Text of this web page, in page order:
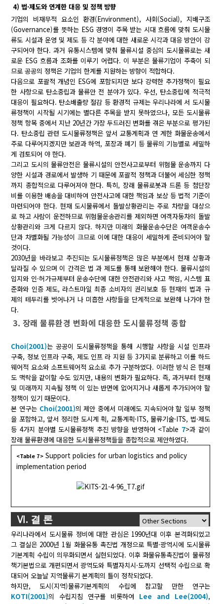
4) 법·제도와 연계한 대응 및 정책 방향
기업의 비재무적 요소인 환경(Environment), 사회(Social), 지배구조
(Governance)를 뜻하는 ESG 경영이 주목 받는 시대 흐름에 맞춰 도시물
류도 시설과 운영 및 제도 등 각 분야에 대한 새로운 시각과 대응 방안이 강
구되어야 한다. 과거 유통시스템에 맞춰 물류시설 중심의 도시물류로는 새
로운 ESG 흐름과 조화를 이루기 어렵다. 이 부분은 물류기업이 주축이 되
므로 공공의 정책은 기업의 한계를 지원하는 방향이 적합하다.
다음으로 포괄적 개념인 ESG에 포함되지만 보다 강력한 추가정책이 필요
한 사항으로 탄소중립과 물류안 전 분야가 있다. 우선, 탄소중립에 적극적
대응이 필요하다. 탄소배출량 절감 등 환경적 규제는 우리나라에 서 도시물
류정책이 시작될 시기에는 별다른 주목을 받지 못하였으나, 모든 도시물류
정책 항목 중에서 지난 20년간 가장 두드러진 변화를 겪은 부분으로 평가된
다. 탄소중립 관련 도시물류정책은 앞서 교통계획과 연 계한 화물운송에서
주로 다루어지겠지만 보관과 하역, 포장과 폐기 등 물류의 기능별로 세밀하
게 검토되어 야 한다.
그리고 도시의 물류안전은 물류시설의 안전사고로부터 위험물 운송까지 다
양한 시설과 경로에서 발생하 기 때문에 포괄적 정책과 더불어 세심한 정책
까지 종합적으로 다루어져야 한다. 특히, 장래 물류로봇과 드론 등 첨단장
비를 이용한 배송을 대비하여 안전사고에 대한 책임과 보상 등 법적 기준이
마련되어야 한다. 현재 도시물류에서 돌발상황관리는 주로 차량을 대상으
로 하고 사람이 운전하므로 위험물운송관리를 제외하면 여객자동차의 돌발
상황관리와 크게 다르지 않다. 하지만 미래의 화물운송수단은 여객운송수
단과 차별화될 가능성이 크므로 이에 대한 대응이 세밀하게 준비되어야 할
것이다.
2030년을 바라보고 추진되는 도시물류정책은 많은 부분에서 현재 상황과
달라질 수 있으며 이 간격은 법 과 제도를 통해 보완해야 한다. 물류시설의
입지와 인·허가규제부터 운송수단에 대한 안전관리와 사고 책임, 시스템 표
준화와 인증 제도, 라스트마일 최종 소비자의 권리보호 등 현재의 법과 규
제의 테두리를 벗어나거 나 미흡한 사항들을 단계적으로 보완해 나가야 한
다.
3. 장래 물류환경 변화에 대응한 도시물류정책 종합
Choi(2001)는 공공이 도시물류정책을 통해 시행할 사항을 시설 인프라
구축, 정보 인프라 구축, 제도 인프 라 지원 등 3가지로 분류하고 이를 하드
웨어적 요소와 소프트웨어적 요소로 추가 구분하였다. 이러한 방식 은 현재
도 맥락을 같이할 수도 있지만, 내용의 변화가 필요하다. 즉, 과거부터 현재
및 미래까지 지속될 정책 이 있는 반면에 없어지거나 새롭게 추가되어야 할
정책이 있기 때문이다.
본 연구는 Choi(2001)의 제안 중에서 미래에도 지속되어야 할 일부 정책
을 포함하고, 앞서 정리한 도시계 획, 교통계획·ITS, 물류기술·ITS, 법·제도
등 4가지 분야별 도시물류정책 추진 방향을 반영하여 <Table 7>과 같이
장래 물류환경에 대응한 도시물류정책들을 종합적으로 제안하였다.
<Table 7> Support policies for urban logistics and policy
implementation period
Ⅵ. 결 론
우리나라에서 도시물류 정비에 대한 관심은 1990년대 이후 본격화되었고
그 결실은 2000년 1월 화물유통 촉진법 개정으로 특별·광역시에 도시물류
기본계획 수립이 의무화되면서 실현되었다. 이후 화물유통촉진법이 물류정
책기본법으로 개편되면서 광역도와 특별자치시·도까지 선택적 수립으로 확
대되어 오늘날 지역물류기 본계획의 틀이 정착되었다.
하지만, 도시(지역)물류기본계획의 수립에 참고할 만한 연구는
KOTI(2001)의 수립지침 연구를 비롯하여 Lee and Lee(2004),